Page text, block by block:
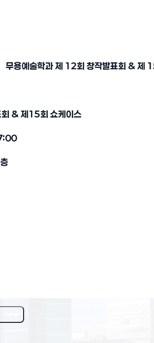
무용예술학과 제 12회 창작발표회 & 제
& 제15회 쇼케이스